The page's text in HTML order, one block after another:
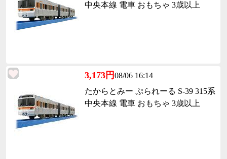
中央本線 電車 おもちゃ 3歳以上
3,173円08/06 16:14
たからとみー ぷられーる S-39 315系
中央本線 電車 おもちゃ 3歳以上